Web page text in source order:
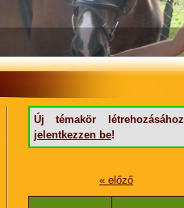
Új témakör
jelentkezzen be!
« előző